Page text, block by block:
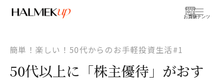
お買物
コンテンツ
簡単！楽しい！50代からのお手軽投資生活#1
50代以上に「株主優待」がおす